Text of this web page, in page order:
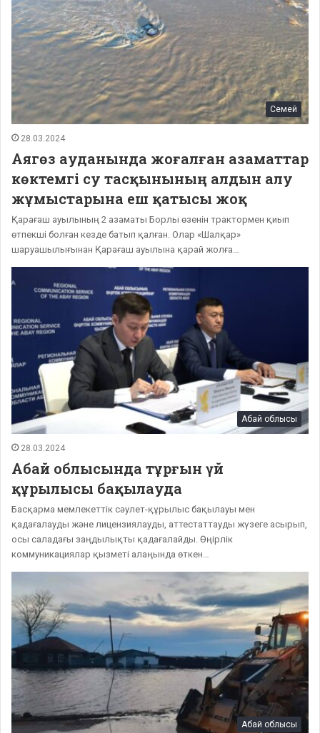
Семей
28.03.2024
Аягөз ауданында жоғалған азаматтар
көктемгі су тасқынының алдын алу
жұмыстарына еш қатысы жоқ
Қарағаш ауылының 2 азаматы Борлы өзенін трактормен қиып
өтпекші болған кезде батып қалған. Олар «Шалқар»
шаруашылығынан Қарағаш ауылына қарай жолға…
Абай облысы
28.03.2024
Абай облысында тұрғын үй
құрылысы бақылауда
Басқарма мемлекеттік сәулет-құрылыс бақылауы мен
қадағалауды және лицензиялауды, аттестаттауды жүзеге асырып,
осы саладағы заңдылықты қадағалайды. Өңірлік
коммуникациялар қызметі алаңында өткен…
Абай облысы